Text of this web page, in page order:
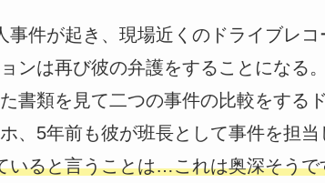
件が起き、現場近くのドライブレコ
ンは再び彼の弁護をすることになる。
書類を見て二つの事件の比較をするド
、5年前も彼が班長として事件を担当
いると言うことは…これは奥深そうで